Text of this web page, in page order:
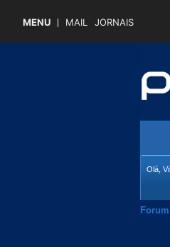
MENU MAIL JORNAIS
Olá,